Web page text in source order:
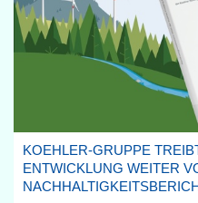
KOEHLER-GRUPPE
ENTWICKLUNG WEITER